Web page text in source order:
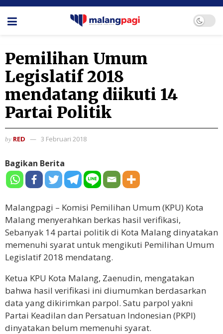
Pemilihan Umum
Legislatif 2018
mendatang diikuti 14
Partai Politik
by RED 3 Februari 2018
Bagikan Berita
Malangpagi – Komisi Pemilihan Umum (KPU) Kota
Malang menyerahkan berkas hasil verifikasi,
Sebanyak 14 partai politik di Kota Malang dinyatakan
memenuhi syarat untuk mengikuti Pemilihan Umum
Legislatif 2018 mendatang.
Ketua KPU Kota Malang, Zaenudin, mengatakan
bahwa hasil verifikasi ini diumumkan berdasarkan
data yang dikirimkan parpol. Satu parpol yakni
Partai Keadilan dan Persatuan Indonesian (PKPI)
dinyatakan belum memenuhi syarat.